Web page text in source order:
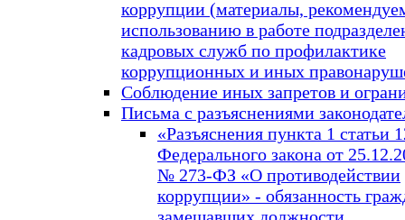
коррупции (материалы,
использованию в работе
кадровых служб по профилактике
коррупционных и иных
Соблюдение иных запретов и
Письма с разъяснениями
«Разъяснения пункта 1 статьи
Федерального закона от
№ 273-ФЗ «О противодействии
коррупции» - обязанность
замещавших должности